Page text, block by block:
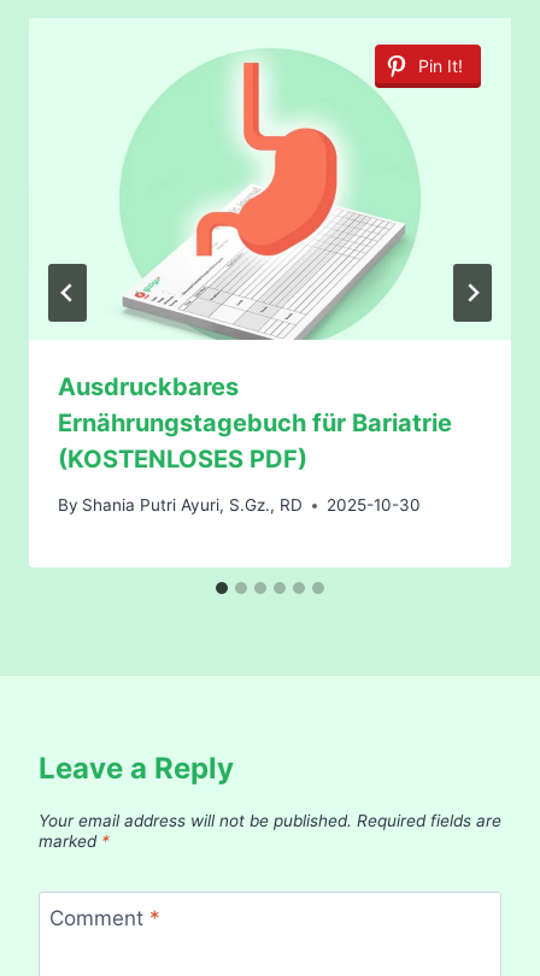
Pin It!
Ausdruckbares
Ernährungstagebuch für Bariatrie
(KOSTENLOSES PDF)
By Shania Putri Ayuri, S.Gz., RD 2025-10-30
Leave a Reply
Your email address will not be published. Required fields are
marked *
Comment *